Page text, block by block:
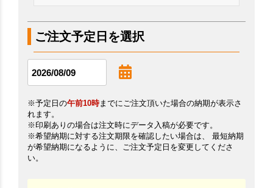
ご注文予定日を選択
※予定日の午前10時までにご注文頂いた場合の納期が表示さ
れます。
※印刷ありの場合は注文時にデータ入稿が必要です。
※希望納期に対する注文期限を確認したい場合は、 最短納期
が希望納期になるように、ご注文予定日を変更してくださ
い。